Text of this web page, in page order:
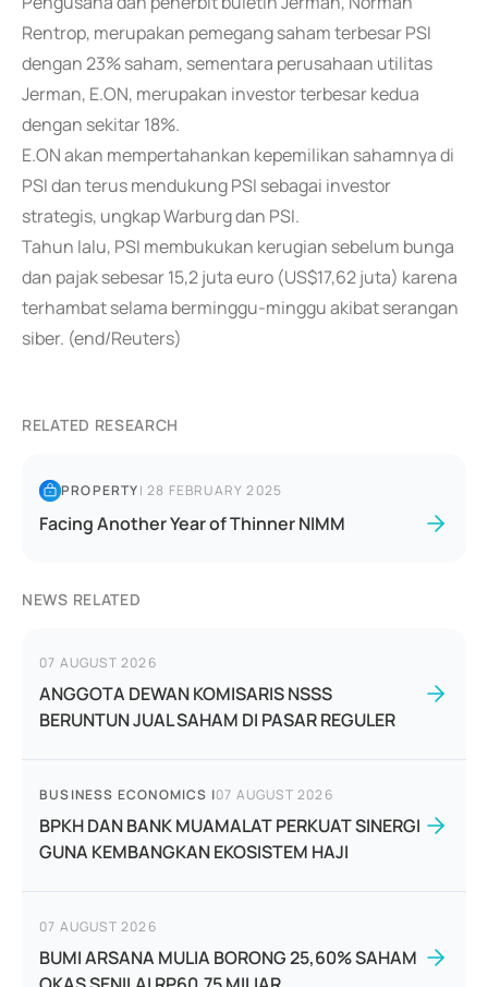
Rentrop, merupakan pemegang saham terbesar PSI
dengan 23% saham, sementara perusahaan utilitas
Jerman, E.ON, merupakan investor terbesar kedua
dengan sekitar 18%.
E.ON akan mempertahankan kepemilikan sahamnya di
PSI dan terus mendukung PSI sebagai investor
strategis, ungkap Warburg dan PSI.
Tahun lalu, PSI membukukan kerugian sebelum bunga
dan pajak sebesar 15,2 juta euro (US$17,62 juta) karena
terhambat selama berminggu-minggu akibat serangan
siber. (end/Reuters)
RELATED RESEARCH
PROPERTY|28 FEBRUARY 2025
Facing Another Year of Thinner NIMM
NEWS RELATED
07 AUGUST 2026
ANGGOTA DEWAN KOMISARIS NSSS
BERUNTUN JUAL SAHAM DI PASAR REGULER
BUSINESS ECONOMICS |07 AUGUST 2026
BPKH DAN BANK MUAMALAT PERKUAT SINERGI
GUNA KEMBANGKAN EKOSISTEM HAJI
07 AUGUST 2026
BUMI ARSANA MULIA BORONG 25,60% SAHAM